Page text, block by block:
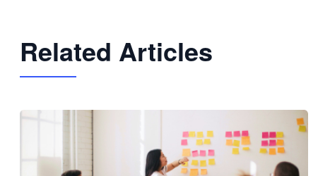
Related Articles